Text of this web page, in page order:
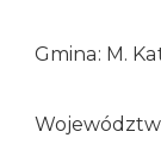
Gmina: M.